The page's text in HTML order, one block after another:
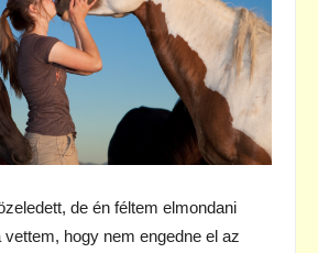
de én féltem elmondani
hogy nem engedne el az